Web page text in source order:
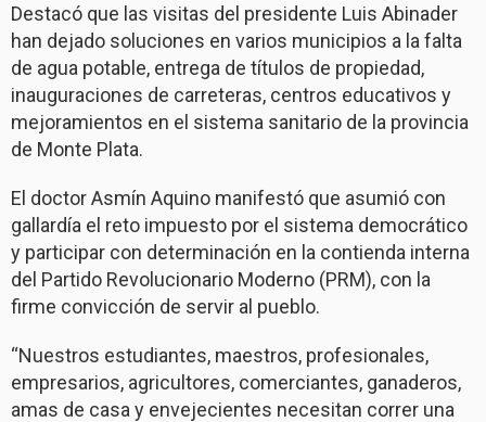
Destacó que las visitas del presidente Luis Abinader
han dejado soluciones en varios municipios a la falta
de agua potable, entrega de títulos de propiedad,
inauguraciones de carreteras, centros educativos y
mejoramientos en el sistema sanitario de la provincia
de Monte Plata.
El doctor Asmín Aquino manifestó que asumió con
gallardía el reto impuesto por el sistema democrático
y participar con determinación en la contienda interna
del Partido Revolucionario Moderno (PRM), con la
firme convicción de servir al pueblo.
“Nuestros estudiantes, maestros, profesionales,
empresarios, agricultores, comerciantes, ganaderos,
amas de casa y envejecientes necesitan correr una